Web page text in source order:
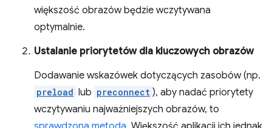
większość obrazów będzie wczytywana
optymalnie.
Ustalanie priorytetów dla kluczowych obrazów
Dodawanie wskazówek dotyczących zasobów (np.
preload lub preconnect ), aby nadać priorytety
wczytywaniu najważniejszych obrazów, to